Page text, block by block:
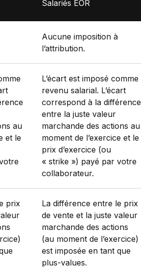
Salariés EOR
Aucune imposition à
l’attribution.
au
et le
L’écart est imposé comme
revenu salarial. L’écart
correspond à la différence
entre la juste valeur
marchande des actions au
moment de l’exercice et le
prix d’exercice (ou
« strike ») payé par votre
collaborateur.
prix
La différence entre le prix
de vente et la juste valeur
marchande des actions
(au moment de l’exercice)
est imposée en tant que
plus‑values.